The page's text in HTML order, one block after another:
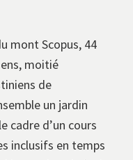
mont Scopus, 44
moitié
de
un jardin
cadre d’un cours
inclusifs en temps